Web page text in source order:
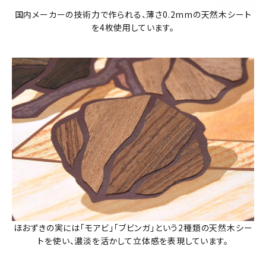
国内メーカーの技術力で作られる、薄さ0.2mmの天然木シート
を4枚使用しています。
ほおずきの実には「モアビ」「ブビンガ」という2種類の天然木シー
トを使い、濃淡を活かして立体感を表現しています。